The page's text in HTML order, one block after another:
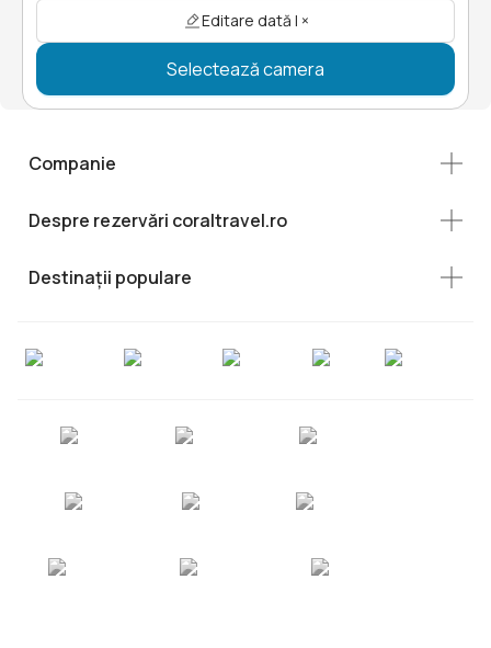
Editare dată | ×
Selectează camera
Companie
Despre rezervări coraltravel.ro
Destinații populare